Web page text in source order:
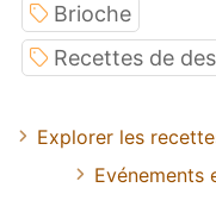
Brioche
Recettes de
Explorer les
Evénements